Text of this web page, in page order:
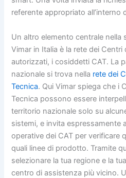
referente appropriato all’interno
Un altro elemento centrale nella
Vimar in Italia è la rete dei
autorizzati, i cosiddetti CAT. La
nazionale si trova nella rete dei
Tecnica. Qui Vimar spiega che i
Tecnica possono essere
territorio nazionale solo su
sistemi, e invita espressamente
operative dei CAT per verificare
quali linee di prodotto. Tramite
selezionare la tua regione e la
centro di assistenza più vicino.